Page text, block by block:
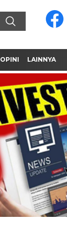
OPINI LAINNYA